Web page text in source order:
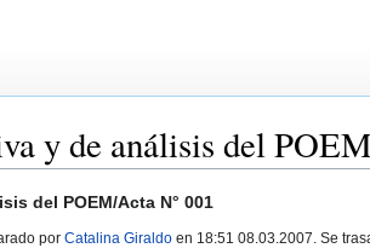
y de análisis del POEM
del POEM/Acta N° 001
porCatalina Giraldo en 18:51 08.03.2007. Se